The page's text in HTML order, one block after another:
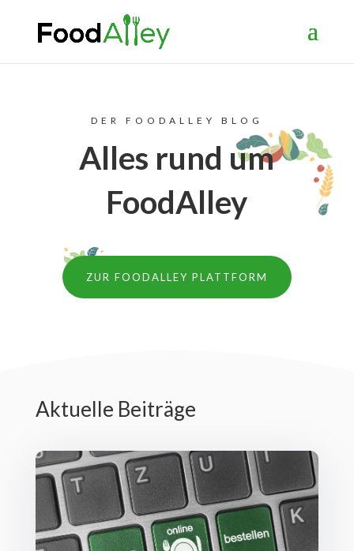
DER FOODALLEY BLOG
Alles rund um
FoodAlley
ZUR FOODALLEY PLATTFORM
Aktuelle Beiträge